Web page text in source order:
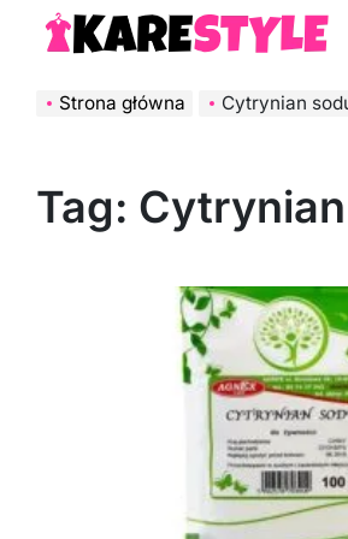
KareStyle.pl
Strona główna Cytrynian
Tag: